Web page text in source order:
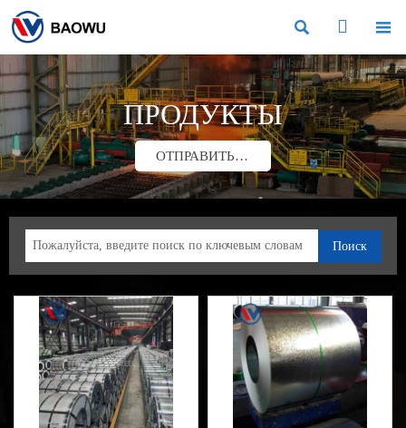
  
ПРОДУКТЫ
ОТПРАВИТЬ ЗАПРОС
Поиск